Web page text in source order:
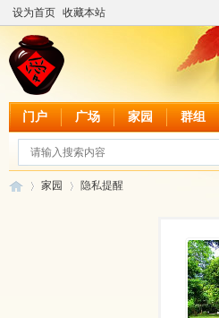
设为首页 收藏本站
门户 广场 家园 群组
家园 隐私提醒